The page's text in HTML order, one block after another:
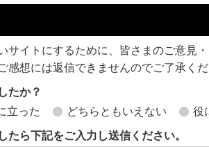
サイトにするために、皆さまのご意見
感想には返信できませんのでご了承くだ
たか？
立った どちらともいえない 役
たら下記をご入力し送信ください。